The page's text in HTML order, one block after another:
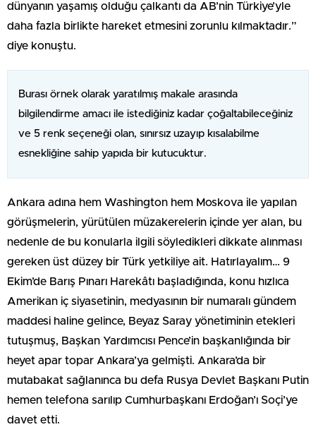
dünyanın yaşamış olduğu çalkantı da AB’nin Türkiye’yle
daha fazla birlikte hareket etmesini zorunlu kılmaktadır.”
diye konuştu.
Burası örnek olarak yaratılmış makale arasında
bilgilendirme amacı ile istediğiniz kadar çoğaltabileceğiniz
ve 5 renk seçeneği olan, sınırsız uzayıp kısalabilme
esnekliğine sahip yapıda bir kutucuktur.
Ankara adına hem Washington hem Moskova ile yapılan
görüşmelerin, yürütülen müzakerelerin içinde yer alan, bu
nedenle de bu konularla ilgili söyledikleri dikkate alınması
gereken üst düzey bir Türk yetkiliye ait. Hatırlayalım… 9
Ekim’de Barış Pınarı Harekâtı başladığında, konu hızlıca
Amerikan iç siyasetinin, medyasının bir numaralı gündem
maddesi haline gelince, Beyaz Saray yönetiminin etekleri
tutuşmuş, Başkan Yardımcısı Pence’in başkanlığında bir
heyet apar topar Ankara’ya gelmişti. Ankara’da bir
mutabakat sağlanınca bu defa Rusya Devlet Başkanı Putin
hemen telefona sarılıp Cumhurbaşkanı Erdoğan’ı Soçi’ye
davet etti.